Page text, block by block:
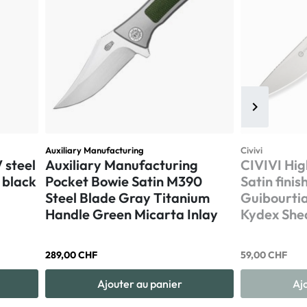
Suivant
keyboard_arrow_right
steel
black
Auxiliary Manufacturing
Auxiliary Manufacturing
Pocket Bowie Satin M390
Steel Blade Gray Titanium
Handle Green Micarta Inlay
289,00 CHF
Ajouter au panier
Civivi
CIVIVI
Satin
Kydex
59,00 CHF